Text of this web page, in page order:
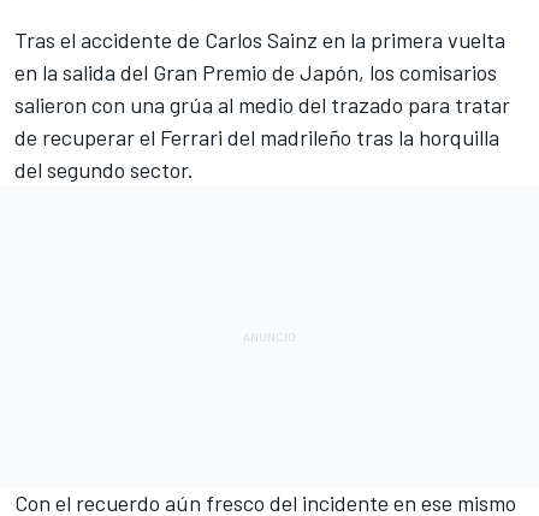
Tras el accidente de Carlos Sainz en la primera vuelta
en la salida del Gran Premio de Japón, los comisarios
salieron con una grúa al medio del trazado para tratar
de recuperar el Ferrari del madrileño tras la horquilla
del segundo sector.
Con el recuerdo aún fresco del incidente en ese mismo